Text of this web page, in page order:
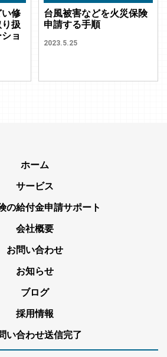
修
扱
ョ
台風被害などを火災保険
申請する手順
2023.5.25
ホーム
サービス
の給付金申請サポート
会社概要
お問い合わせ
お知らせ
ブログ
採用情報
い合わせ送信完了